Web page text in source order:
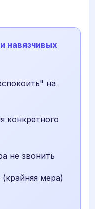
навязчивых
на
конкретного
не звонить
мера)